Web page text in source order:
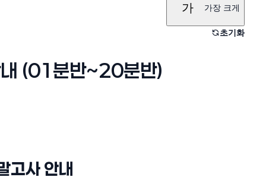
가 가장 크게
초기화
(01분반~20분반)
사 안내